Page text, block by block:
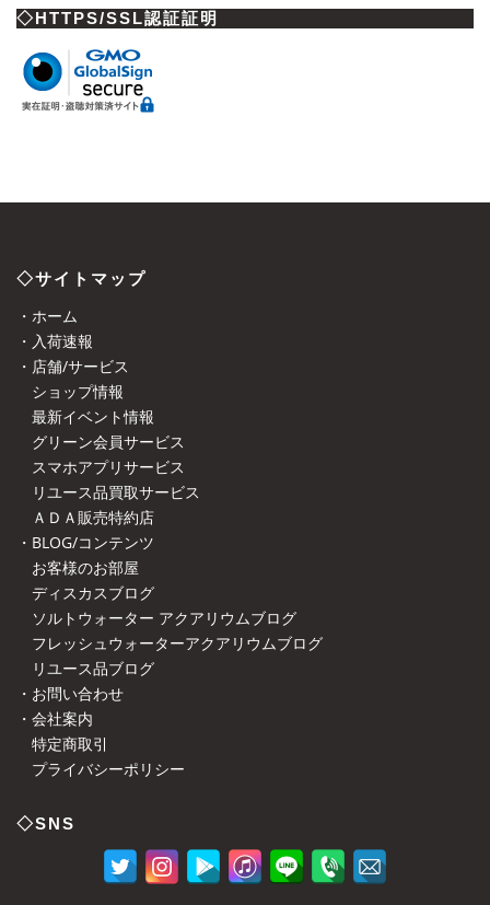
◇HTTPS/SSL認証証明
◇サイトマップ
・ホーム
・入荷速報
・店舗/サービス
ショップ情報
最新イベント情報
グリーン会員サービス
スマホアプリサービス
リユース品買取サービス
ＡＤＡ販売特約店
・BLOG/コンテンツ
お客様のお部屋
ディスカスブログ
ソルトウォーター アクアリウムブログ
フレッシュウォーターアクアリウムブログ
リユース品ブログ
・お問い合わせ
・会社案内
特定商取引
プライバシーポリシー
◇SNS